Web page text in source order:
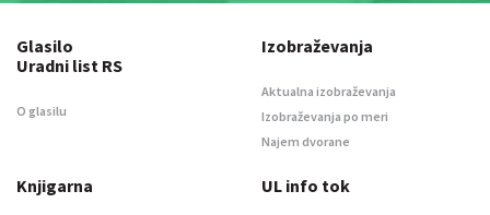
Glasilo
Uradni list RS
O glasilu
Izobraževanja
Aktualna izobraževanja
Izobraževanja po meri
Najem dvorane
Knjigarna UL info tok